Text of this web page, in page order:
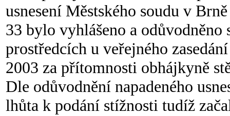
usnesení Městského soudu v
33 bylo vyhlášeno a
prostředcích u veřejného
2003 za přítomnosti obhájkyně
Dle odůvodnění napadeného
lhůta k podání stížnosti tudíž